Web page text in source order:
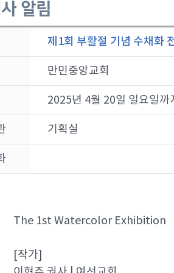
알림
제1회 부활절 기념 수채화
만민중앙교회
2025년 4월 20일 일요일까
기획실
The 1st Watercolor Exhibition
[작가]